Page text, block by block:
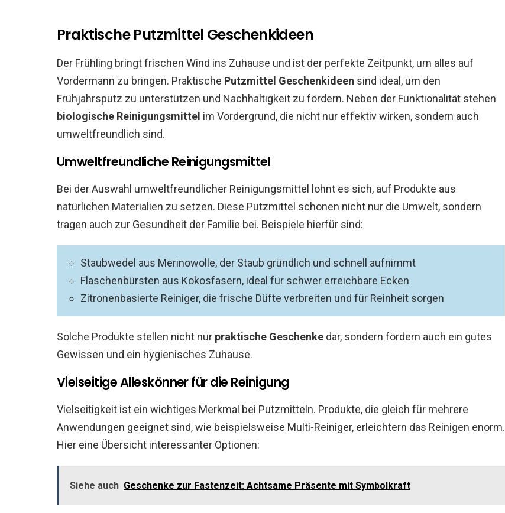
Praktische Putzmittel Geschenkideen
Der Frühling bringt frischen Wind ins Zuhause und ist der perfekte Zeitpunkt, um alles auf
Vordermann zu bringen. Praktische Putzmittel Geschenkideen sind ideal, um den
Frühjahrsputz zu unterstützen und Nachhaltigkeit zu fördern. Neben der Funktionalität stehen
biologische Reinigungsmittel im Vordergrund, die nicht nur effektiv wirken, sondern auch
umweltfreundlich sind.
Umweltfreundliche Reinigungsmittel
Bei der Auswahl umweltfreundlicher Reinigungsmittel lohnt es sich, auf Produkte aus
natürlichen Materialien zu setzen. Diese Putzmittel schonen nicht nur die Umwelt, sondern
tragen auch zur Gesundheit der Familie bei. Beispiele hierfür sind:
Staubwedel aus Merinowolle, der Staub gründlich und schnell aufnimmt
Flaschenbürsten aus Kokosfasern, ideal für schwer erreichbare Ecken
Zitronenbasierte Reiniger, die frische Düfte verbreiten und für Reinheit sorgen
Solche Produkte stellen nicht nur praktische Geschenke dar, sondern fördern auch ein gutes
Gewissen und ein hygienisches Zuhause.
Vielseitige Alleskönner für die Reinigung
Vielseitigkeit ist ein wichtiges Merkmal bei Putzmitteln. Produkte, die gleich für mehrere
Anwendungen geeignet sind, wie beispielsweise Multi-Reiniger, erleichtern das Reinigen enorm.
Hier eine Übersicht interessanter Optionen:
Siehe auch Geschenke zur Fastenzeit: Achtsame Präsente mit Symbolkraft